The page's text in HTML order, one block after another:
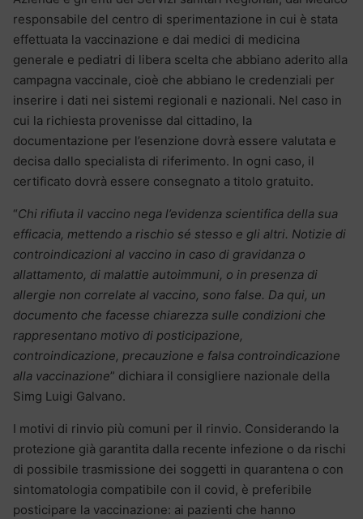
responsabile del centro di sperimentazione in cui è stata
effettuata la vaccinazione e dai medici di medicina
generale e pediatri di libera scelta che abbiano aderito alla
campagna vaccinale, cioè che abbiano le credenziali per
inserire i dati nei sistemi regionali e nazionali. Nel caso in
cui la richiesta provenisse dal cittadino, la
documentazione per l’esenzione dovrà essere valutata e
decisa dallo specialista di riferimento. In ogni caso, il
certificato dovrà essere consegnato a titolo gratuito.
“Chi rifiuta il vaccino nega l’evidenza scientifica della sua
efficacia, mettendo a rischio sé stesso e gli altri. Notizie di
controindicazioni al vaccino in caso di gravidanza o
allattamento, di malattie autoimmuni, o in presenza di
allergie non correlate al vaccino, sono false. Da qui, un
documento che facesse chiarezza sulle condizioni che
rappresentano motivo di posticipazione,
controindicazione, precauzione e falsa controindicazione
alla vaccinazione” dichiara il consigliere nazionale della
Simg Luigi Galvano.
I motivi di rinvio più comuni per il rinvio. Considerando la
protezione già garantita dalla recente infezione o da rischi
di possibile trasmissione dei soggetti in quarantena o con
sintomatologia compatibile con il covid, è preferibile
posticipare la vaccinazione: ai pazienti che hanno